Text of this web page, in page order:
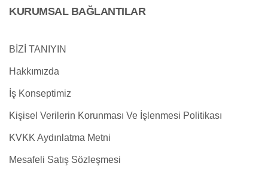
KURUMSAL BAĞLANTILAR
BİZİ TANIYIN
Hakkımızda
İş Konseptimiz
Kişisel Verilerin Korunması Ve İşlenmesi Politikası
KVKK Aydınlatma Metni
Mesafeli Satış Sözleşmesi